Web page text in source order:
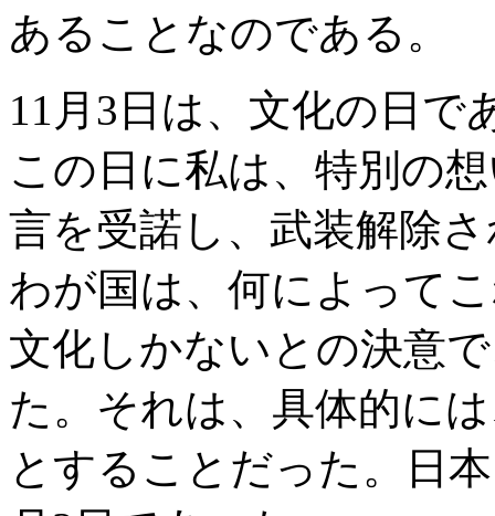
あることなのである。
11月3日は、文化の日で
この日に私は、特別の
言を受諾し、武装解除
わが国は、何によって
文化しかないとの決意
た。それは、具体的に
とすることだった。日